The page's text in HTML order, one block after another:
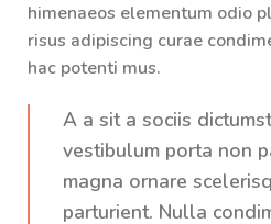
himenaeos elementum odio
risus adipiscing curae
hac potenti mus.
A a sit a sociis
vestibulum porta non
magna ornare
parturient. Nulla